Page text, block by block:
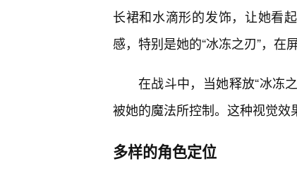
长裙和水滴形的发饰，让她看
感，特别是她的“冰冻之刃”，在
在战斗中，当她释放“冰冻
被她的魔法所控制。这种视觉效
多样的角色定位